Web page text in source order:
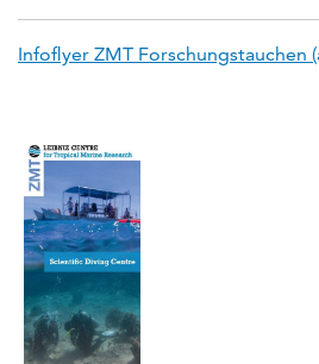
Infoflyer ZMT Forschungstauchen